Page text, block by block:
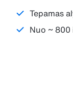
Tepamas
Nuo ~